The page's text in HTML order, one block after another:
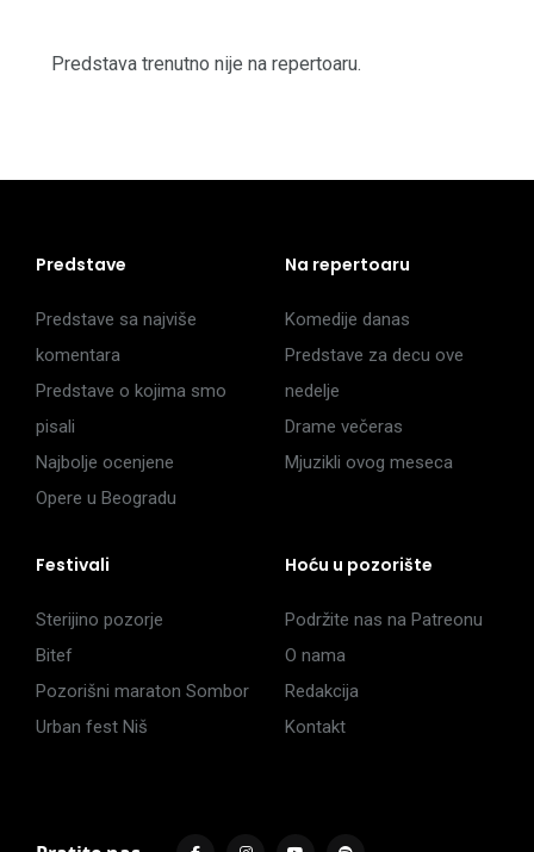
Predstava trenutno nije na repertoaru.
Predstave
Predstave sa najviše
komentara
Predstave o kojima smo
pisali
Najbolje ocenjene
Opere u Beogradu
Na repertoaru
Komedije danas
Predstave za decu ove
nedelje
Drame večeras
Mjuzikli ovog meseca
Festivali
Sterijino pozorje
Bitef
Pozorišni maraton Sombor
Urban fest Niš
Hoću u pozorište
Podržite nas na Patreonu
O nama
Redakcija
Kontakt